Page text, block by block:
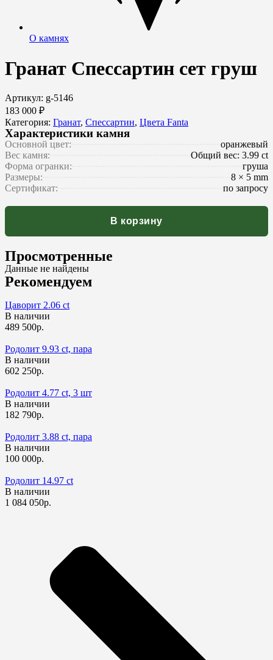
О камнях
Гранат Спессартин сет груш
Артикул: g-5146
183 000 ₽
Категория: Гранат, Спессартин, Цвета Fanta
Характеристики камня
Основной цвет:
оранжевый
Вес камня:
Общий вес: 3.99 ct
Форма огранки:
груша
Размеры:
8 × 5 mm
Сертификат:
по запросу
В корзину
Просмотренные
Данные не найдены
Рекомендуем
Цаворит 2.06 ct
В наличии
489 500р.
Родолит 9.93 ct, пара
В наличии
602 250р.
Родолит 4.77 ct, 3 шт
В наличии
182 790р.
Родолит 3.88 ct, пара
В наличии
100 000р.
Родолит 14.97 ct
В наличии
1 084 050р.